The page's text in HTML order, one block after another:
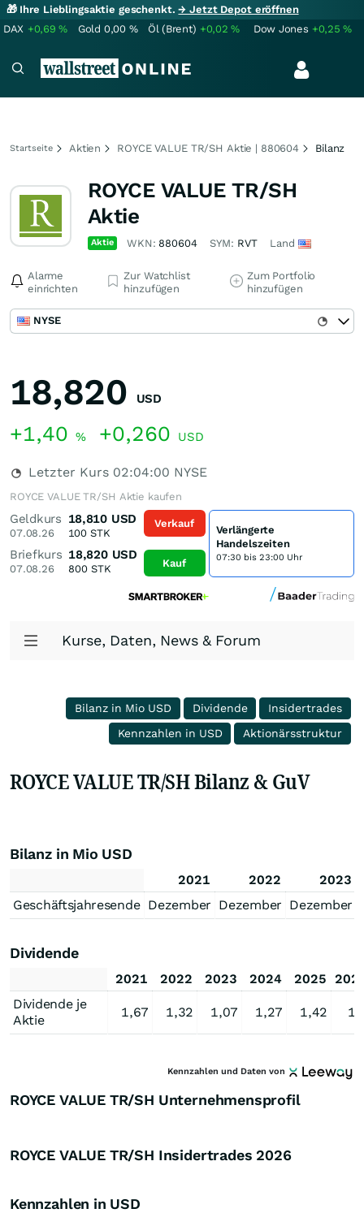
🎁 Ihre Lieblingsaktie geschenkt.→ Jetzt Depot eröffnen
DAX +0,69% Gold 0,00 % Öl (Brent) +0,02% Dow Jones +0,25%
Startseite Aktien ROYCE VALUE TR/SH Aktie | 880604 Bilanz
ROYCE VALUE TR/SH
Aktie
Aktie WKN: 880604 SYM: RVT Land
Alarme
einrichten
Zur Watchlist
hinzufügen
Zum Portfolio
hinzufügen
NYSE
18,820 USD
+1,40 % +0,260 USD
Letzter Kurs 02:04:00 NYSE
ROYCE VALUE TR/SH Aktie kaufen
Geldkurs
07.08.26
18,810 USD
100 STK
Briefkurs
07.08.26
18,820 USD
800STK
Verkauf
Kauf
Verlängerte
Handelszeiten
07:30 bis 23:00 Uhr
Kurse, Daten, News & Forum
Bilanz in Mio USD Dividende
Insidertrades
Kennzahlen in USD
Aktionärsstruktur
ROYCE VALUE TR/SH Bilanz & GuV
Bilanz in Mio USD
2021 2022
2023
Geschäftsjahresende Dezember Dezember Dezember
Dividende
2021 2022 2023 2024 2025
Dividende je
Aktie
1,67 1,32 1,07 1,27 1,42
Kennzahlen und Daten von
ROYCE VALUE TR/SH Unternehmensprofil
ROYCE VALUE TR/SH Insidertrades 2026
Kennzahlen in USD